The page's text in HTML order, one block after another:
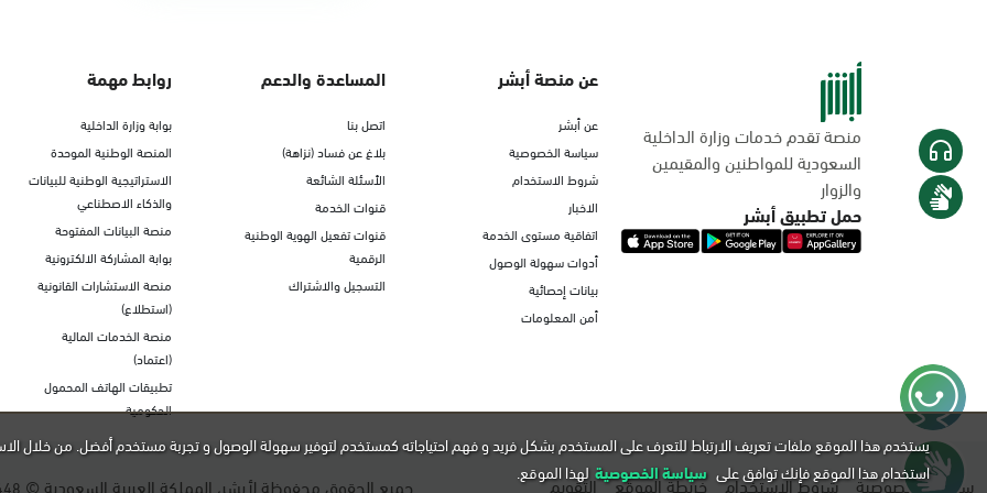
منصة تقدم خدمات وزارة الداخلية
السعودية للمواطنين والمقيمين
والزوار
حمل تطبيق أبشر
عن منصة أبشر
عن أبشر
سياسة الخصوصية
شروط الاستخدام
الاخبار
اتفاقية مستوى الخدمة
أدوات سهولة الوصول
بيانات إحصائية
أمن المعلومات
المساعدة والدعم
اتصل بنا
بلاغ عن فساد (نزاهة)
الأسئلة الشائعة
قنوات الخدمة
قنوات تفعيل الهوية الوطنية
الرقمية
التسجيل والاشتراك
روابط مهمة
بوابة وزارة الداخلية
المنصة الوطنية الموحدة
الاستراتيجية الوطنية للبيانات
والذكاء الاصطناعي
منصة البيانات المفتوحة
بوابة المشاركة الالكترونية
منصة الاستشارات القانونية
(استطلاع)
منصة الخدمات المالية
(اعتماد)
تطبيقات الهاتف المحمول
الحكومية
سياسة الخصوصية شروط الاستخدام خريطة الموقع التقويم جميع الحقوق محفوظة لأبشر، المملكة العربية السعودية ©
يستخدم هذا الموقع ملفات تعريف الارتباط للتعرف على المستخدم بشكل فريد و فهم احتياجاته كمستخدم لتوفير سهولة الوصول و تجربة مستخدم أفضل. من خلال
استخدام هذا الموقع فإنك توافق على سياسة الخصوصية لهذا الموقع.